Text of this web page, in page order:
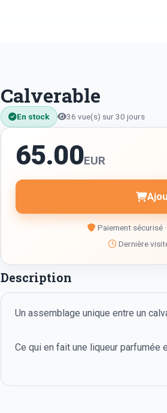
Calverable
En stock 36 vue(s) sur 30 jours
65.00EUR
Paiement sécurisé
Dernière
Description
Un assemblage unique entre un
Ce qui en fait une liqueur parfumée